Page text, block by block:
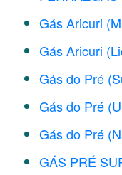
Gás Aricuri
Gás Aricuri
Gás do Pré
Gás do Pré
Gás do Pré
GÁS PRÉ